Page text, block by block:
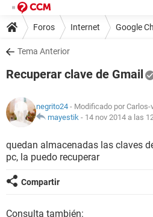
Foros Internet Google
Tema Anterior
Recuperar clave de Gmail
negrito24 - Modificado por
mayestik - 14 nov 2014 a las
quedan almacenadas las claves
pc, la puedo recuperar
Compartir
Consulta también: